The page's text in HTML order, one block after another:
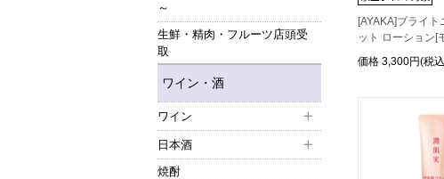
～
生鮮・精肉・フルーツ店頭受
取
ワイン・酒
ワイン
日本酒
焼酎
[AYAKA]ブライ
ット ローション[
価格 3,300円(税